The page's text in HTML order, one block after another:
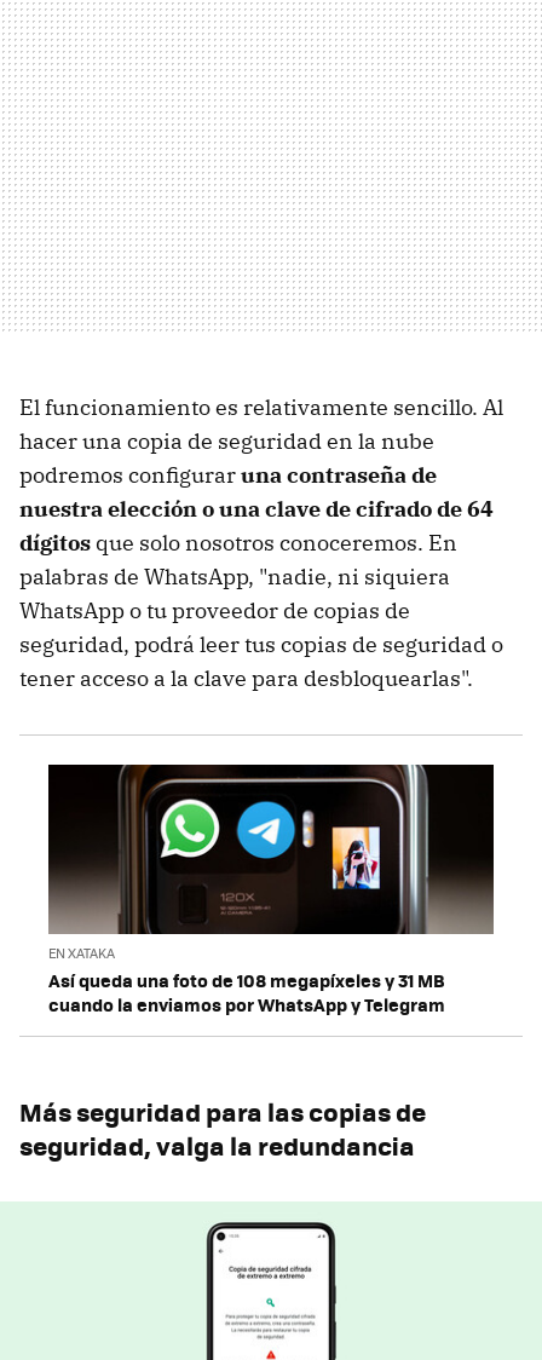
El funcionamiento es relativamente sencillo. Al
hacer una copia de seguridad en la nube
podremos configuraruna contraseña de
nuestra elección o una clave de cifrado de 64
dígitos que solo nosotros conoceremos. En
palabras de WhatsApp, "nadie, ni siquiera
WhatsApp o tu proveedor de copias de
seguridad, podrá leer tus copias de seguridad o
tener acceso a la clave para desbloquearlas".
EN XATAKA
Así queda una foto de 108 megapíxeles y 31 MB
cuando la enviamos por WhatsApp y Telegram
Más seguridad para las copias de
seguridad, valga la redundancia